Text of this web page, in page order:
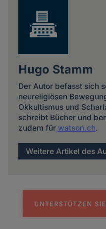
Hugo Stamm
Der Autor befasst sich
neureligiösen
Okkultismus und
schreibt Bücher und
zudem für watson.ch.
Weitere Artikel des